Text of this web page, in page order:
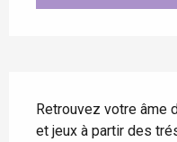
Retrouvez votre âme
et jeux à partir des